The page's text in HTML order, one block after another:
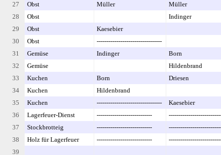
27
Obst Müller
Müller
28
Obst
Indinger
29
Obst
Kaesebier
30
Obst
---------------------------------
31 Gemüse Indinger
Born
32
Gemüse
Hildenbrand
33
Kuchen Born
Driesen
34
Kuchen
Hildenbrand
35
Kuchen
---------------------------------
Kaesebier
36
Lagerfeuer-Dienst ----------------------------
37
Stockbrotteig ----------------------------
38
Holz für Lagerfeuer ----------------------------
39